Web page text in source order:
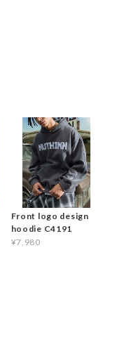
Front logo design
hoodie C4191
¥7,980